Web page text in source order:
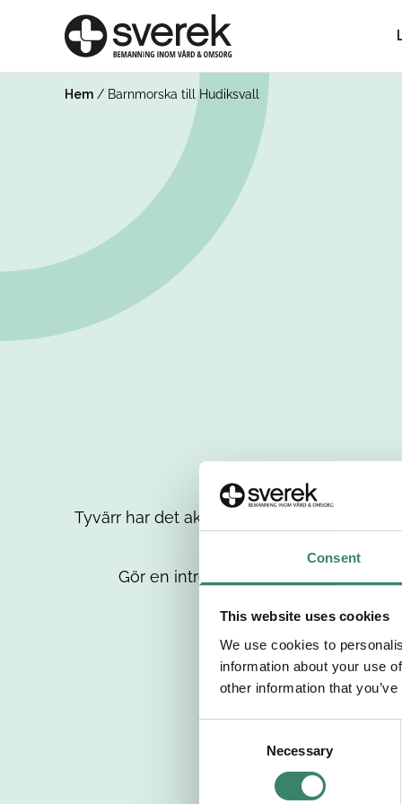
Consent
This website uses cookies
We use cookies to
information about your use
other information that
Necessary
Hem / Barnmorska till Hudiksvall
Tyvärr har det aktuella jobbet tagits bort
Gör en intresseanmälan så